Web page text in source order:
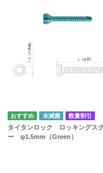
未滅菌 数量割引
タイタンロック ロッキングス
ー φ1.5mm（Green）